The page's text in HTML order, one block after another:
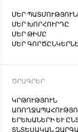
ՄԵՐ
ՄԵՐ ԽՈՐՀՈՒՐԴԸ
ՄԵՐ ԹԻՄԸ
ՄԵՐ
ԾՐԱԳՐԵՐ
ԿՐԹՈՒԹՅՈՒՆ
ԵՐԵԽԱՆԵՐԻ ԵՒ
ՏՆՏԵՍԱԿԱՆ